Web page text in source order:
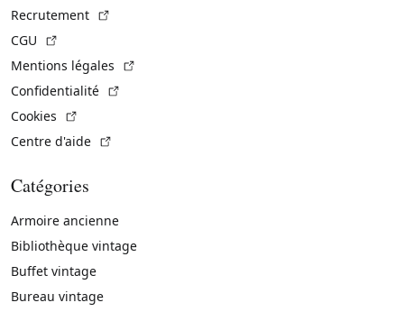
Recrutement
CGU
Mentions légales
Confidentialité
Cookies
Centre d'aide
Catégories
Armoire ancienne
Bibliothèque vintage
Buffet vintage
Bureau vintage